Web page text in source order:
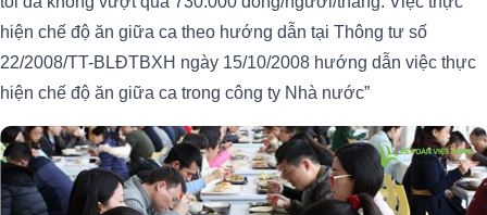
hiện chế độ ăn giữa ca theo hướng dẫn tại Thông tư số
22/2008/TT-BLĐTBXH ngày 15/10/2008 hướng dẫn việc thực
hiện chế độ ăn giữa ca trong công ty Nhà nước”